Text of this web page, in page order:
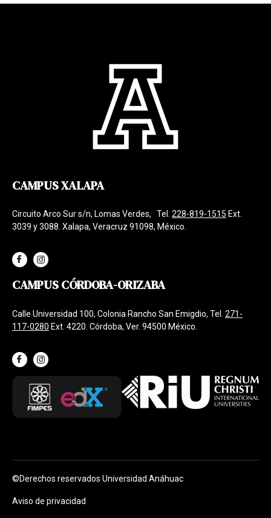
CAMPUS XALAPA
Circuito Arco Sur s/n, Lomas Verdes, Tel. 228-819-1515 Ext.
3039 y 3088. Xalapa, Veracruz 91098, México.
CAMPUS CÓRDOBA-ORIZABA
Calle Universidad 100, Colonia Rancho San Emigdio, Tel. 271-
117-0280 Ext. 4220. Córdoba, Ver. 94500 México.
©Derechos reservados Universidad Anáhuac
Aviso de privacidad